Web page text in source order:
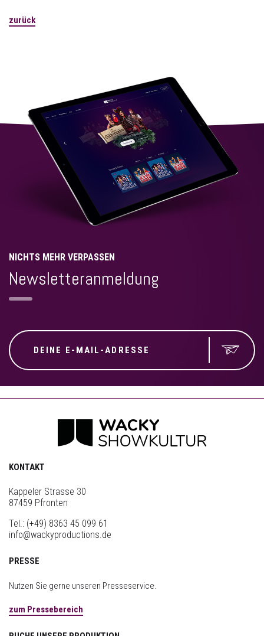
zurück
NICHTS MEHR VERPASSEN
Newsletteranmeldung
KONTAKT
Kappeler Strasse 30
87459 Pfronten
Tel.: (+49) 8363 45 099 61
info@wackyproductions.de
PRESSE
Nutzen Sie gerne unseren Presseservice.
zum Pressebereich